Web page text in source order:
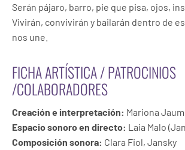
Serán pájaro, barro, pie que pisa, ojos,
Vivirán, convivirán y bailarán dentro de
nos une.
FICHA ARTÍSTICA / PATROCINIOS
/COLABORADORES
Creación e interpretación: Mariona
Espacio sonoro en directo: Laia Malo
Composición sonora: Clara Fiol, Jansky